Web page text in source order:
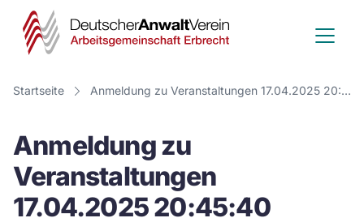
Deutscher
Anwalt
Verein
Startseite Anmeldung zu Veranstaltungen 17.04.2025 20:45:40
Anmeldung zu
Veranstaltungen
17.04.2025 20:45:40